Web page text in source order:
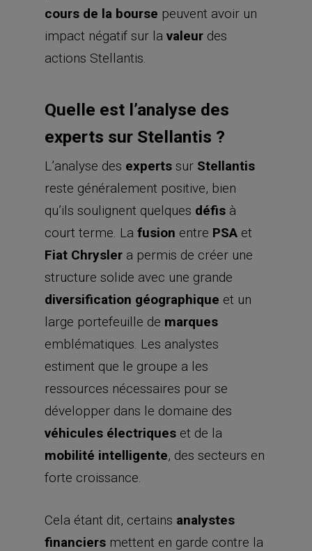
cours de la bourse peuvent avoir un
impact négatif sur lavaleur des
actions Stellantis.
Quelle est l’analyse des
experts sur Stellantis ?
L’analyse des experts sur Stellantis
reste généralement positive, bien
qu’ils soulignent quelques défis à
court terme. Lafusion entre PSA et
Fiat Chrysler a permis de créer une
structure solide avec une grande
diversification géographique et un
large portefeuille de marques
emblématiques. Les analystes
estiment que le groupe a les
ressources nécessaires pour se
développer dans le domaine des
véhicules électriques et de la
mobilité intelligente, des secteurs en
forte croissance.
Cela étant dit, certains analystes
financiers mettent en garde contre la